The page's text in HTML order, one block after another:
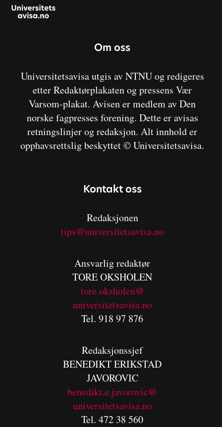
Om oss
Universitetsavisa utgis av NTNU og redigeres
etter Redaktørplakaten og pressens Vær
Varsom-plakat. Avisen er medlem av Den
norske fagpresses forening. Dette er avisas
retningslinjer og redaksjon. Alt innhold er
opphavsrettslig beskyttet © Universitetsavisa.
Kontakt oss
Redaksjonen
tips@universitetsavisa.no
Ansvarlig redaktør
TORE OKSHOLEN
tore.oksholen@
universitetsavisa.no
Tel. 918 97 876
Redaksjonssjef
BENEDIKTERIKSTAD
JAVOROVIC
benedikt.e.javorovic@
universitetsavisa.no
Tel. 472 38 560